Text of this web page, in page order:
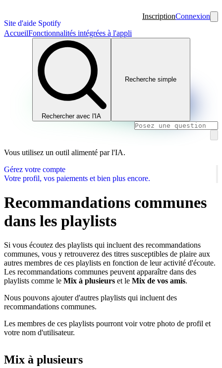
Site d'aide Spotify
InscriptionConnexion
AccueilFonctionnalités intégrées à l'appli
Rechercher avec l'IA
Recherche simple
Vous utilisez un outil alimenté par l'IA.
Gérez votre compte
Votre profil, vos paiements et bien plus encore.
Recommandations communes
dans les playlists
Si vous écoutez des playlists qui incluent des recommandations
communes, vous y retrouverez des titres susceptibles de plaire aux
autres membres de ces playlists en fonction de leur activité d'écoute.
Les recommandations communes peuvent apparaître dans des
playlists comme le Mix à plusieurs et le Mix de vos amis.
Nous pouvons ajouter d'autres playlists qui incluent des
recommandations communes.
Les membres de ces playlists pourront voir votre photo de profil et
votre nom d'utilisateur.
Mix à plusieurs